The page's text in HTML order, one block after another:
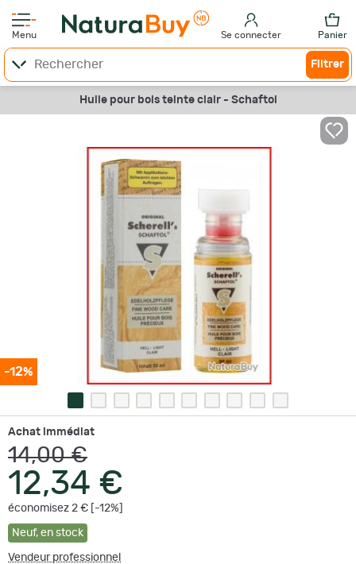
Menu Se connecter Panier
Filtrer
Huile pour bois teinte clair - Schaftol
-12%
Achat immédiat
14,00 €
12,34 €
économisez 2 € [-12%]
Neuf, en stock
Vendeur professionnel